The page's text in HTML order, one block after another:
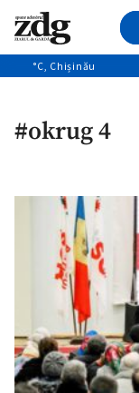
Поиск
°C, Chișinău
#okrug 4